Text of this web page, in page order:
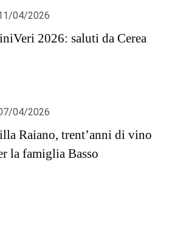
04/2026
2026: saluti da Cerea
04/2026
Raiano, trent’anni di vino
la famiglia Basso